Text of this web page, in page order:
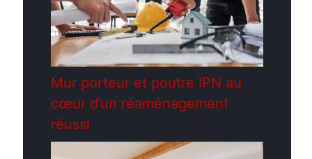
Mur porteur et poutre IPN au
cœur d’un réaménagement
réussi